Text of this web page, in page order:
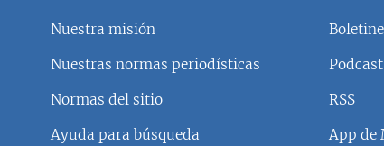
Nuestra misión
Nuestras normas periodísticas
Normas del sitio
Ayuda para búsqueda
Podcast
RSS
App de